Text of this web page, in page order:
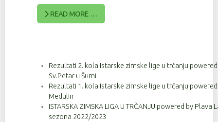
READ MORE …
Rezultati 2. kola Istarske zimske lige u trčanju
Sv.Petar u Šumi
Rezultati 1. kola Istarske zimske lige u trčanju
Medulin
ISTARSKA ZIMSKA LIGA U TRČANJU powered by Plava
sezona 2022/2023